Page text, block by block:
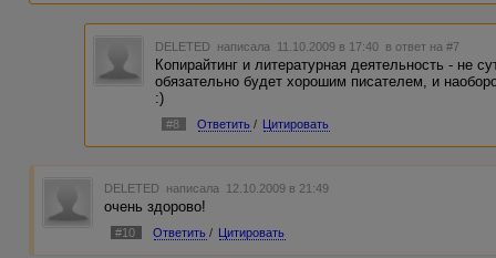
DELETED написала 11.10.2009 в 17:40 в ответ на #7
Копирайтинг и литературная деятельность - не
обязательно будет хорошим писателем, и
:)
#8 Ответить / Цитировать
DELETED написала 12.10.2009 в 21:49
очень здорово!
#10 Ответить / Цитировать